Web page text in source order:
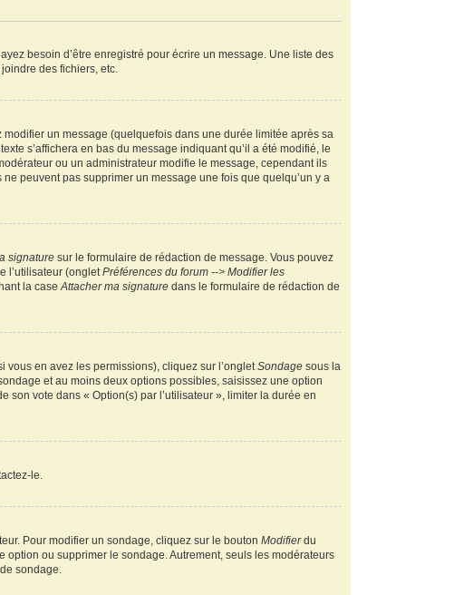
besoin d’être enregistré pour écrire un message. Une liste des
joindre des fichiers, etc.
un message (quelquefois dans une durée limitée après sa
s’affichera en bas du message indiquant qu’il a été modifié, le
ou un administrateur modifie le message, cependant ils
peuvent pas supprimer un message une fois que quelqu’un y a
signature sur le formulaire de rédaction de message. Vous pouvez
l’utilisateur (ongletPréférences du forum --> Modifier les
la caseAttacher ma signature dans le formulaire de rédaction de
vous en avez les permissions), cliquez sur l’ongletSondage sous la
et au moins deux options possibles, saisissez une option
vote dans « Option(s) par l’utilisateur », limiter la durée en
le.
Pour modifier un sondage, cliquez sur le boutonModifierdu
option ou supprimer le sondage. Autrement, seuls les modérateurs
sondage.